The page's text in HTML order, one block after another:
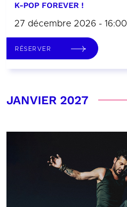
K-POP FOREVER !
27 décembre 2026 - 16:00
RÉSERVER
JANVIER 2027